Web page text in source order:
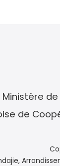
Ministère de
de